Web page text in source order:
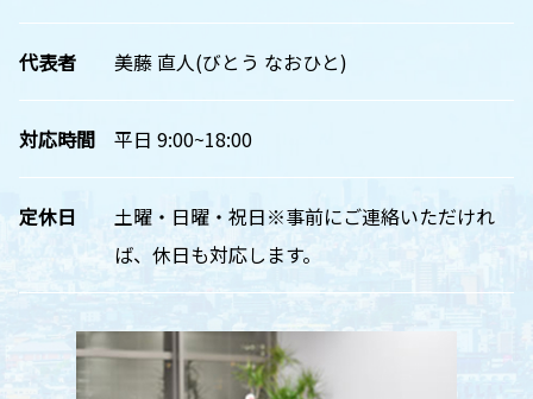
代表者 美藤 直人(びとう なおひと)
対応時間 平日 9:00~18:00
定休日
土曜・日曜・祝日※事前にご連絡いただけれ
ば、休日も対応します。